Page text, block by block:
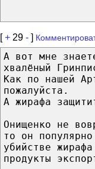
[+ 29 - ]
А вот мне
хвалёный
Как по нашей
пожалуйста.
А жирафа
Онищенко не
то он
убийстве
продукты